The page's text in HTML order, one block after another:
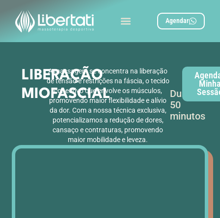
Agendar
LIBERAÇÃO
MIOFASCIAL
A massagem se concentra na liberação
de tensão e restrições na fáscia, o tecido
conectivo que envolve os músculos,
promovendo maior flexibilidade e alívio
da dor. Com a nossa técnica exclusiva,
potencializamos a redução de dores,
cansaço e contraturas, promovendo
maior mobilidade e leveza.
Duração:
50
minutos